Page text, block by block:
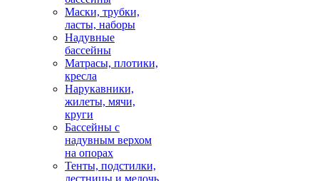
Маски, трубки,
ласты, наборы
Надувные
бассейны
Матрасы, плотики,
кресла
Нарукавники,
жилеты, мячи,
круги
Бассейны с
надувным верхом
на опорах
Тенты, подстилки,
лестницы и мелочь